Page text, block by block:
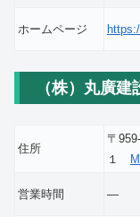
ホームページ
（株）丸廣建
住所
〒
１
営業時間 ―